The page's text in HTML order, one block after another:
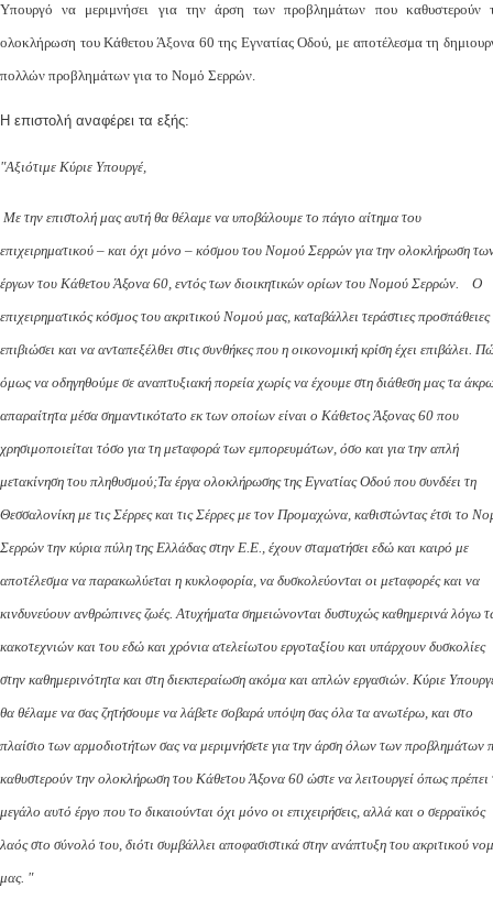
Υπουργό να μεριμνήσει για την άρση των προβλημάτων που καθυστερούν
ολοκλήρωση του Κάθετου Άξονα 60 της Εγνατίας Οδού, με αποτέλεσμα τη
πολλών προβλημάτων για το Νομό Σερρών.
Η επιστολή αναφέρει τα εξής:
"Αξιότιμε Κύριε Υπουργέ,
Με την επιστολή μας αυτή θα θέλαμε να υποβάλουμε το πάγιο αίτημα του
επιχειρηματικού – και όχι μόνο – κόσμου του Νομού Σερρών για την ολοκλήρωση
έργων του Κάθετου Άξονα 60, εντός των διοικητικών ορίων του Νομού Σερρών.
Ο
επιχειρηματικός κόσμος του ακριτικού Νομού μας, καταβάλλει τεράστιες
επιβιώσει και να ανταπεξέλθει στις συνθήκες που η οικονομική κρίση έχει επιβάλει.
όμως να οδηγηθούμε σε αναπτυξιακή πορεία χωρίς να έχουμε στη διάθεση μας τα
απαραίτητα μέσα σημαντικότατο εκ των οποίων είναι ο Κάθετος Άξονας 60 που
χρησιμοποιείται τόσο για τη μεταφορά των εμπορευμάτων, όσο και για την απλή
μετακίνηση του πληθυσμού;Τα έργα ολοκλήρωσης της Εγνατίας Οδού που συνδέει τη
Θεσσαλονίκη με τις Σέρρες και τις Σέρρες με τον Προμαχώνα, καθιστώντας έτσι το
Σερρών την κύρια πύλη της Ελλάδας στην Ε.Ε., έχουν σταματήσει εδώ και καιρό με
αποτέλεσμα να παρακωλύεται η κυκλοφορία, να δυσκολεύονται οι μεταφορές και να
κινδυνεύουν ανθρώπινες ζωές. Ατυχήματα σημειώνονται δυστυχώς καθημερινά λόγω
κακοτεχνιών και του εδώ και χρόνια ατελείωτου εργοταξίου και υπάρχουν δυσκολίες
στην καθημερινότητα και στη διεκπεραίωση ακόμα και απλών εργασιών. Κύριε
θα θέλαμε να σας ζητήσουμε να λάβετε σοβαρά υπόψη σας όλα τα ανωτέρω, και στο
πλαίσιο των αρμοδιοτήτων σας να μεριμνήσετε για την άρση όλων των προβλημάτων
καθυστερούν την ολοκλήρωση του Κάθετου Άξονα 60 ώστε να λειτουργεί όπως πρέπει
μεγάλο αυτό έργο που το δικαιούνται όχι μόνο οι επιχειρήσεις, αλλά και ο σερραϊκός
λαός στο σύνολό του, διότι συμβάλλει αποφασιστικά στην ανάπτυξη του ακριτικού
μας. "